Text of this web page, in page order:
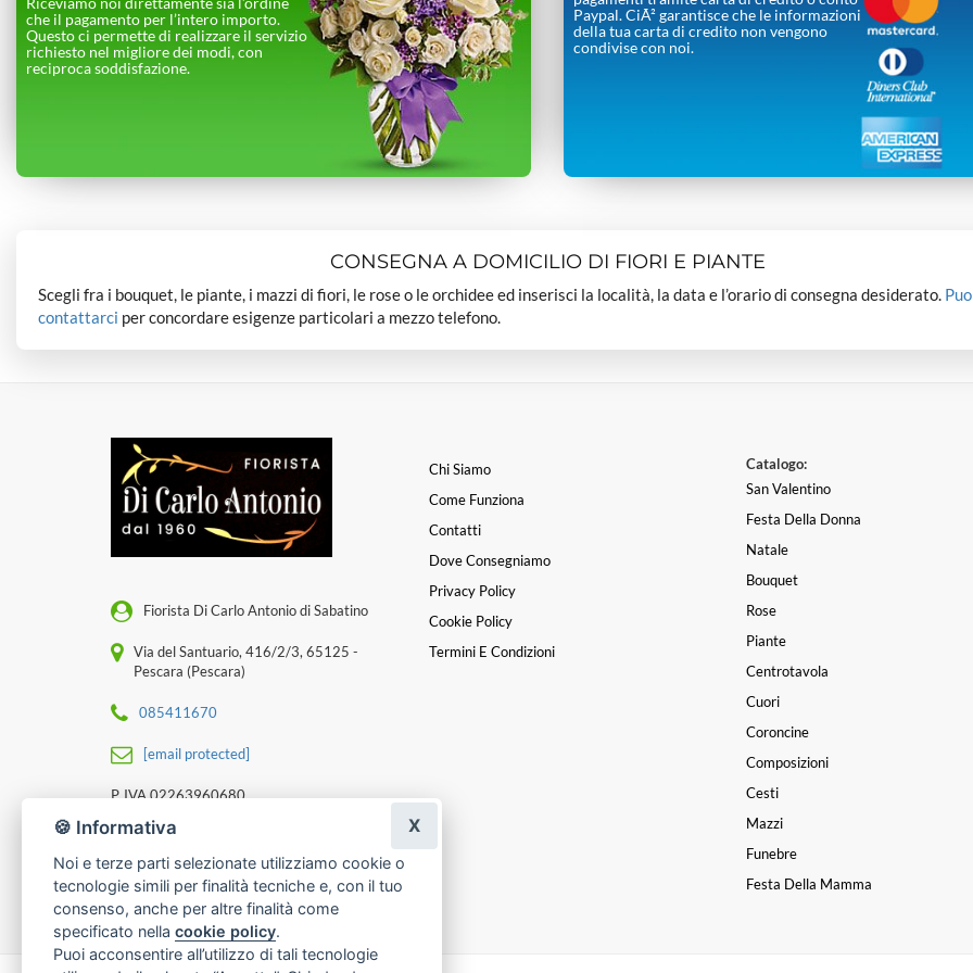
che il pagamento per l’intero importo.
Questo ci permette di realizzare il servizio
richiesto nel migliore dei modi, con
reciproca soddisfazione.
Paypal. CiÃ² garantisce che le informazioni
della tua carta di credito non vengono
condivise con noi.
CONSEGNA A DOMICILIO DI FIORI E PIANTE
Scegli fra i bouquet, le piante, i mazzi di fiori, le rose o le orchidee ed inserisci la località, la data e l’orario di consegna desiderato.
contattarci per concordare esigenze particolari a mezzo telefono.
Fiorista Di Carlo Antonio di Sabatino
Via del Santuario, 416/2/3, 65125 -
Pescara (Pescara)
085411670
[email protected]
P. IVA 02263960680
Chi Siamo
Come Funziona
Contatti
Dove Consegniamo
Privacy Policy
Cookie Policy
Termini E Condizioni
Catalogo:
San Valentino
Festa Della Donna
Natale
Bouquet
Rose
Piante
Centrotavola
Cuori
Coroncine
Composizioni
Cesti
Mazzi
Funebre
Festa Della Mamma
🍪 Informativa
Noi e terze parti selezionate utilizziamo cookie o
tecnologie simili per finalità tecniche e, con il tuo
consenso, anche per altre finalità come
specificato nella cookie policy.
Puoi acconsentire all’utilizzo di tali tecnologie
X